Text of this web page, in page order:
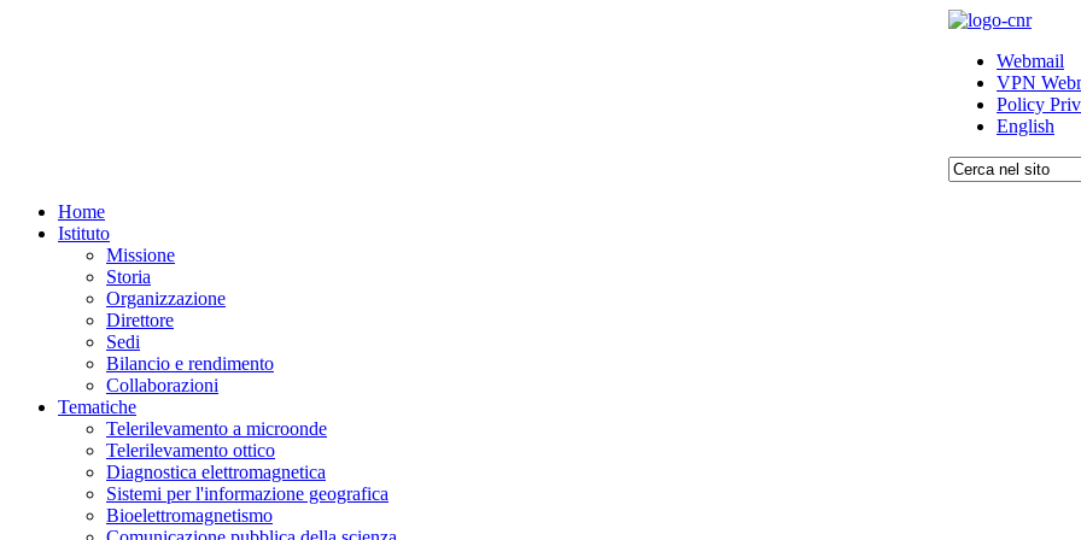
Webmail
VPN
Policy
English
Home
Istituto
Missione
Storia
Organizzazione
Direttore
Sedi
Bilancio e rendimento
Collaborazioni
Tematiche
Telerilevamento a microonde
Telerilevamento ottico
Diagnostica elettromagnetica
Sistemi per l'informazione geografica
Bioelettromagnetismo